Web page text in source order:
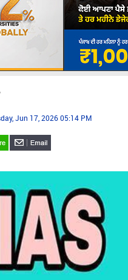
Jun 17, 2026 05:14 PM